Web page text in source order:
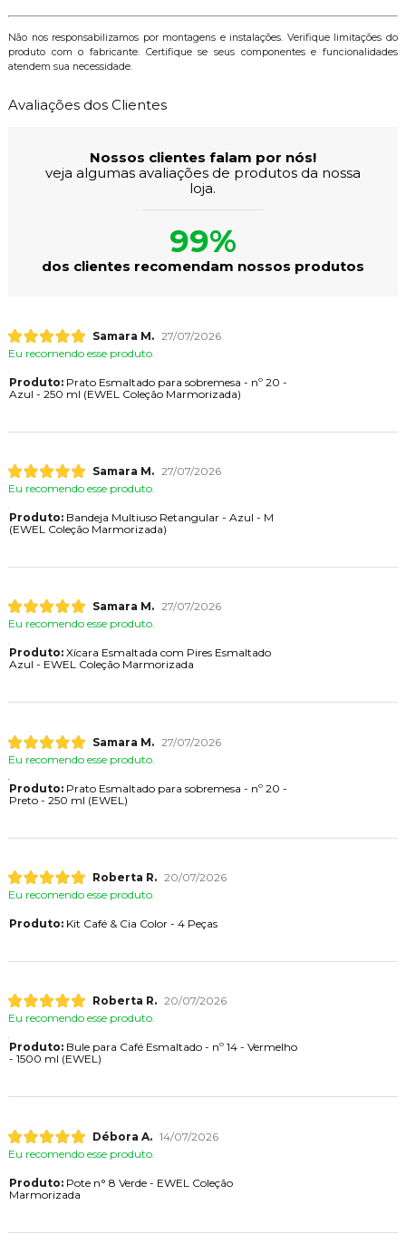
Não nos responsabilizamos por montagens e instalações. Verifique limitações do
produto com o fabricante. Certifique se seus componentes e funcionalidades
atendem sua necessidade.
Avaliações dos Clientes
Nossos clientes falam por nós!
veja algumas avaliações de produtos da nossa
loja.
99%
dos clientes recomendam nossos produtos
Samara M. 27/07/2026
Eu recomendo esse produto.
Produto:Prato Esmaltado para sobremesa - nº 20 -
Azul - 250 ml (EWEL Coleção Marmorizada)
Samara M. 27/07/2026
Eu recomendo esse produto.
Produto:Bandeja Multiuso Retangular - Azul - M
(EWEL Coleção Marmorizada)
Samara M. 27/07/2026
Eu recomendo esse produto.
Produto:Xícara Esmaltada com Pires Esmaltado
Azul - EWEL Coleção Marmorizada
Samara M. 27/07/2026
Eu recomendo esse produto.
Produto:Prato Esmaltado para sobremesa - nº 20 -
Preto - 250 ml (EWEL)
Roberta R. 20/07/2026
Eu recomendo esse produto.
Produto:Kit Café & Cia Color - 4 Peças
Roberta R. 20/07/2026
Eu recomendo esse produto.
Produto:Bule para Café Esmaltado - nº 14 - Vermelho
- 1500 ml (EWEL)
Débora A. 14/07/2026
Eu recomendo esse produto.
Produto:Pote n° 8 Verde - EWEL Coleção
Marmorizada